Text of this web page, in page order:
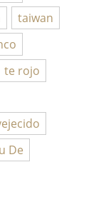
taiwan
te rojo
De